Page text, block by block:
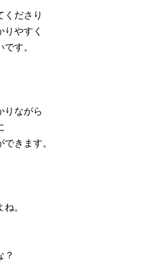
くださり
やすく
す。
りながら
きます。
。
？